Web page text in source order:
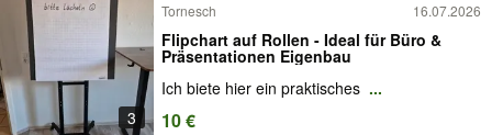
3
Tornesch 16.07.2026
Flipchart auf Rollen - Ideal für Büro &
Präsentationen Eigenbau
Ich biete hier ein praktisches ...
10 €